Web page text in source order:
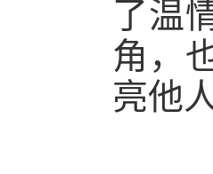
了温
角，
亮他